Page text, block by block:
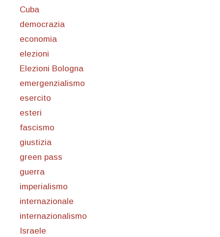
Cuba
democrazia
economia
elezioni
Elezioni Bologna
emergenzialismo
esercito
esteri
fascismo
giustizia
green pass
guerra
imperialismo
internazionale
internazionalismo
Israele